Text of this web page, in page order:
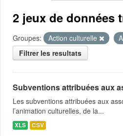
2 jeux de données
Groupes: Action culturelle
Filtrer les resultats
Subventions attribuées aux
Les subventions attribuées aux
l’animation culturelles, de la...
XLS CSV